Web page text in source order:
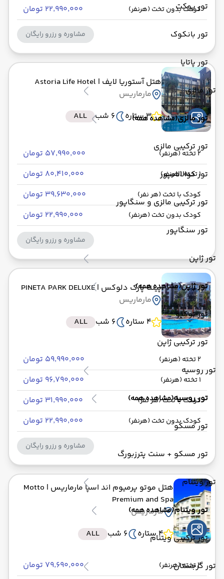
تور پوکت
تور بانکوک
تور پاتایا
تور مالزی
تور مالزی(مشاهده همه)
تور ترکیبی مالزی
تور کوالالامپور
تور ترکیبی مالزی و سنگاپور
تور سنگاپور
تور ژاپن
تور ژاپن(مشاهده همه)
تور توکیو
تور ترکیبی ژاپن
تور روسیه
تور روسیه(مشاهده همه)
تور مسکو
تور مسکو + سنت پترزبورگ
تور ویتنام
تور ویتنام(مشاهده همه)
تور ترکیبی ویتنام
تور گرجستان
کودک بدون تخت (هرنفر) ۲۲٬۹۹۰٬۰۰۰ تومان
مشاوره و رزرو رایگان
هتل آستوریا لایف | Astoria Life Hotel
مارماریس
3 ستاره
6 شب ALL
2 تخته (هرنفر) ۵۷٬۹۹۰٬۰۰۰ تومان
1 تخته (هرنفر) ۸۰٬۴۱۰٬۰۰۰ تومان
کودک با تخت (هر نفر) ۳۹٬۶۳۰٬۰۰۰ تومان
کودک بدون تخت (هرنفر) ۲۲٬۹۹۰٬۰۰۰ تومان
مشاوره و رزرو رایگان
پینتا پارک دلوکس | PINETA PARK DELUXE
مارماریس
4 ستاره
6 شب ALL
2 تخته (هرنفر) ۵۹٬۹۹۰٬۰۰۰ تومان
1 تخته (هرنفر) ۹۶٬۷۹۰٬۰۰۰ تومان
کودک با تخت (هر نفر) ۳۱٬۹۹۰٬۰۰۰ تومان
کودک بدون تخت (هرنفر) ۲۲٬۹۹۰٬۰۰۰ تومان
مشاوره و رزرو رایگان
هتل موتو پرمیوم اند اسپا مارماریس | Motto
Premium and Spa
مارماریس
4 ستاره
6 شب ALL
2 تخته (هرنفر) ۷۹٬۶۹۰٬۰۰۰ تومان